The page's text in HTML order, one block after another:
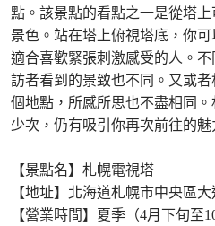
點。該景點的看點之一是從塔
景色。站在塔上俯視塔底，你
適合喜歡緊張刺激感受的人。
訪者看到的景致也不同。又或
個地點，所感所思也不盡相同
少次，仍有吸引你再次前往的魅
【景點名】札幌電視塔
【地址】北海道札幌市中央區大
【營業時間】夏季（4月下旬至